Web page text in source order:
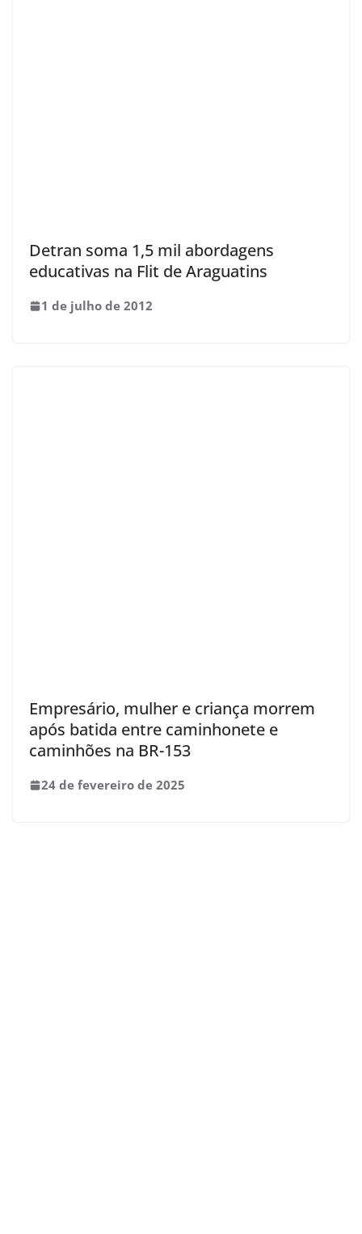
Detran soma 1,5 mil abordagens
educativas na Flit de Araguatins
1 de julho de 2012
Empresário, mulher e criança morrem
após batida entre caminhonete e
caminhões na BR-153
24 de fevereiro de 2025